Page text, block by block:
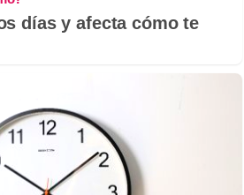
días y afecta cómo te